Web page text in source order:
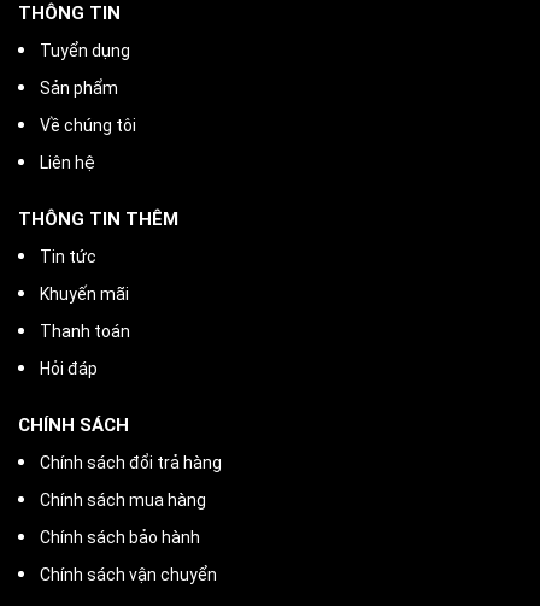
THÔNG TIN
Tuyển dụng
Sản phẩm
Về chúng tôi
Liên hệ
THÔNG TIN THÊM
Tin tức
Khuyến mãi
Thanh toán
Hỏi đáp
CHÍNH SÁCH
Chính sách đổi trả hàng
Chính sách mua hàng
Chính sách bảo hành
Chính sách vận chuyển